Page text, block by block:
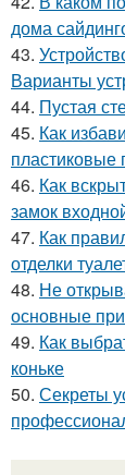
дома
43.
Варианты
44. Пустая
45. Как
46. Как
замок
47. Как
отделки
48. Не
основные
49. Как
коньке
50. Секреты